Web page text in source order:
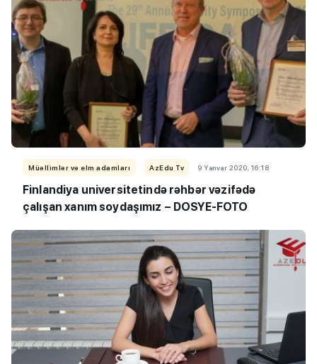
Müəllimlər və elm adamları AzEdu Tv 9 Yanvar 2020, 16:18
Finlandiya universitetində rəhbər vəzifədə
çalışan xanım soydaşımız – DOSYE-FOTO